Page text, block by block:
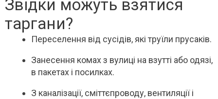
Звідки можуть взятися
таргани?
Переселення від сусідів, які труїли прусаків.
Занесення комах з вулиці на взутті або одязі,
в пакетах і посилках.
З каналізації, сміттєпроводу, вентиляції і